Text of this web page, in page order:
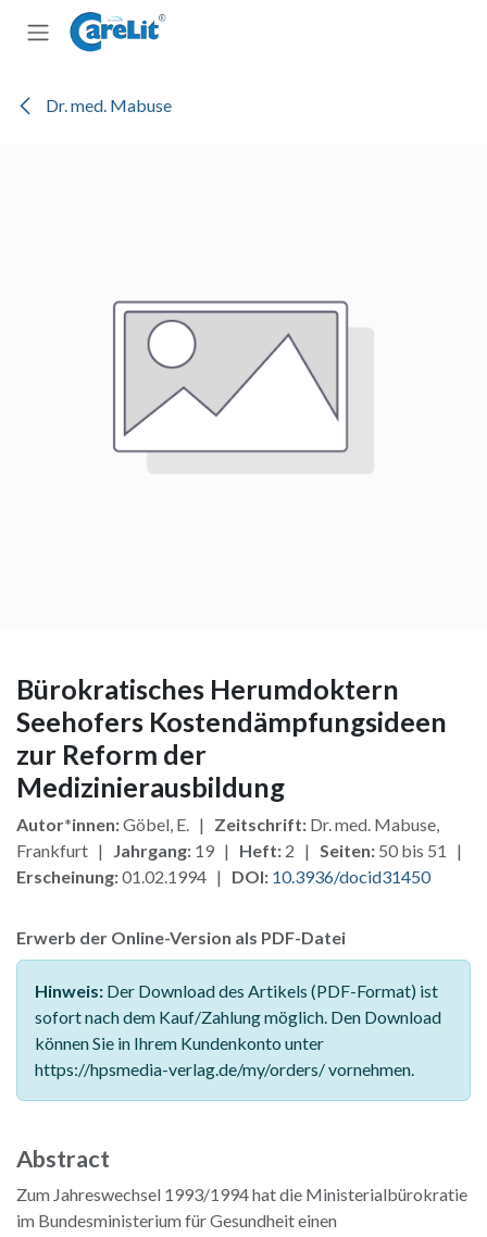
Zum Inhalt springen
Dr. med. Mabuse
Bürokratisches Herumdoktern
Seehofers Kostendämpfungsideen
zur Reform der
Medizinierausbildung
Autor*innen:Göbel, E. | Zeitschrift: Dr. med. Mabuse,
Frankfurt | Jahrgang: 19 | Heft: 2 | Seiten: 50 bis 51 |
Erscheinung:01.02.1994 | DOI: 10.3936/docid31450
Erwerb der Online-Version als PDF-Datei
Hinweis: Der Download des Artikels (PDF-Format) ist
sofort nach dem Kauf/Zahlung möglich. Den Download
können Sie in Ihrem Kundenkonto unter
https://hpsmedia-verlag.de/my/orders/ vornehmen.
Abstract
Zum Jahreswechsel 1993/1994 hat die Ministerialbürokratie
im Bundesministerium für Gesundheit einen